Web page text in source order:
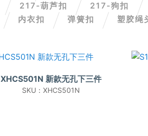
217-葫芦扣 217-狗扣
内衣扣 弹簧扣 塑胶绳
XHCS501N 新款无孔下三件
SKU：XHCS501N